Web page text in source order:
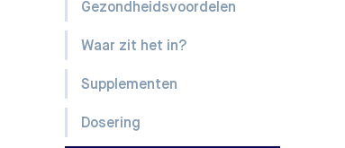
Gezondheidsvoordelen
Waar zit het in?
Supplementen
Dosering